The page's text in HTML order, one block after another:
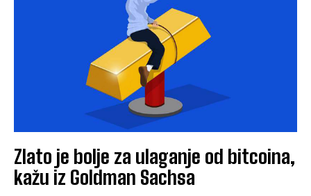
Zlato je bolje za ulaganje od bitcoina,
kažu iz Goldman Sachsa